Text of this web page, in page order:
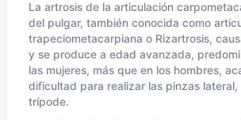
La artrosis de la articulación
del pulgar, también conocida como
trapeciometacarpiana o Rizartrosis,
y se produce a edad avanzada,
las mujeres, más que en los hombres,
dificultad para realizar las pinzas lateral,
trípode.